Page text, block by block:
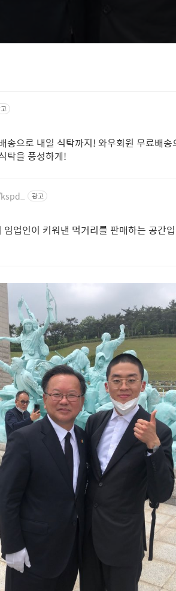
송으로 내일 식탁까지! 와우회원 무료배송
탁을 풍성하게!
광고
업인이 키워낸 먹거리를 판매하는 공간